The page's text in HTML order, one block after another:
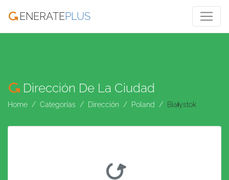
ENERATEPLUS
Dirección De La Ciudad
Home Categorías Dirección Poland Białystok